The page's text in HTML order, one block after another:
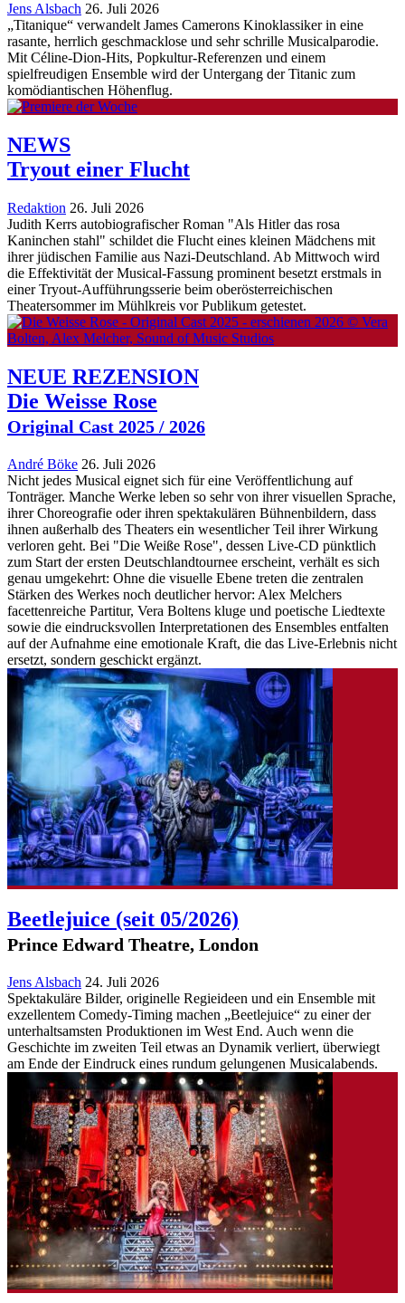
Jens Alsbach 26. Juli 2026
„Titanique“ verwandelt James Camerons Kinoklassiker in eine
rasante, herrlich geschmacklose und sehr schrille Musicalparodie.
Mit Céline-Dion-Hits, Popkultur-Referenzen und einem
spielfreudigen Ensemble wird der Untergang der Titanic zum
komödiantischen Höhenflug.
NEWS
Tryout einer Flucht
Redaktion 26. Juli 2026
Judith Kerrs autobiografischer Roman "Als Hitler das rosa
Kaninchen stahl" schildet die Flucht eines kleinen Mädchens mit
ihrer jüdischen Familie aus Nazi-Deutschland. Ab Mittwoch wird
die Effektivität der Musical-Fassung prominent besetzt erstmals in
einer Tryout-Aufführungsserie beim oberösterreichischen
Theatersommer im Mühlkreis vor Publikum getestet.
NEUE REZENSION
Die Weisse Rose
Original Cast 2025 / 2026
André Böke 26. Juli 2026
Nicht jedes Musical eignet sich für eine Veröffentlichung auf
Tonträger. Manche Werke leben so sehr von ihrer visuellen Sprache,
ihrer Choreografie oder ihren spektakulären Bühnenbildern, dass
ihnen außerhalb des Theaters ein wesentlicher Teil ihrer Wirkung
verloren geht. Bei "Die Weiße Rose", dessen Live-CD pünktlich
zum Start der ersten Deutschlandtournee erscheint, verhält es sich
genau umgekehrt: Ohne die visuelle Ebene treten die zentralen
Stärken des Werkes noch deutlicher hervor: Alex Melchers
facettenreiche Partitur, Vera Boltens kluge und poetische Liedtexte
sowie die eindrucksvollen Interpretationen des Ensembles entfalten
auf der Aufnahme eine emotionale Kraft, die das Live-Erlebnis nicht
ersetzt, sondern geschickt ergänzt.
Beetlejuice (seit 05/2026)
Prince Edward Theatre, London
Jens Alsbach 24. Juli 2026
Spektakuläre Bilder, originelle Regieideen und ein Ensemble mit
exzellentem Comedy-Timing machen „Beetlejuice“ zu einer der
unterhaltsamsten Produktionen im West End. Auch wenn die
Geschichte im zweiten Teil etwas an Dynamik verliert, überwiegt
am Ende der Eindruck eines rundum gelungenen Musicalabends.